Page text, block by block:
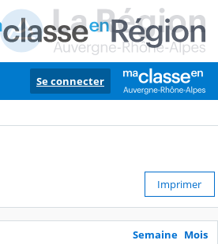
Se connecter
Imprimer
Semaine Mois